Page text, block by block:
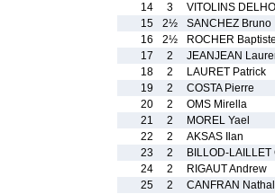
14
3
VITOLINS
15
2½
SANCHEZ Bruno
16
2½
ROCHER Baptiste
17
2
JEANJEAN
18
2
LAURET Patrick
19
2
COSTA Pierre
20
2
OMS Mirella
21
2
MOREL Yael
22
2
AKSAS Ilan
23
2
BILLOD-LAILLET
24
2
RIGAUT Andrew
25
2
CANFRAN